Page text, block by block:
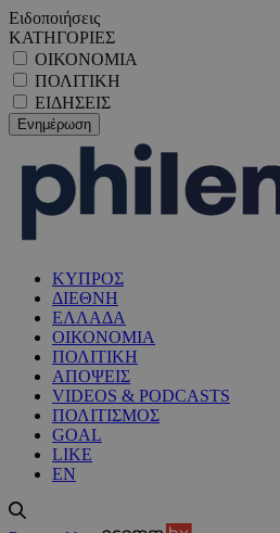
Ειδοποιήσεις
ΚΑΤΗΓΟΡΙΕΣ
ΟΙΚΟΝΟΜΙΑ
ΠΟΛΙΤΙΚΗ
ΕΙΔΗΣΕΙΣ
ΚΥΠΡΟΣ
ΔΙΕΘΝΗ
ΕΛΛΑΔΑ
ΟΙΚΟΝΟΜΙΑ
ΠΟΛΙΤΙΚΗ
ΑΠΟΨΕΙΣ
VIDEOS & PODCASTS
ΠΟΛΙΤΙΣΜΟΣ
GOAL
LIKE
EN